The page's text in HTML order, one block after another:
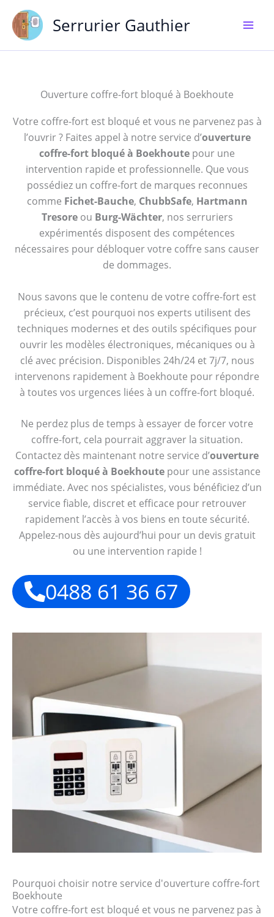
contenu
Serrurier Gauthier
Ouverture coffre-fort bloqué à Boekhoute
Votre coffre-fort est bloqué et vous ne parvenez pas à
l’ouvrir ? Faites appel à notre service d’ouverture
coffre-fort bloqué à Boekhoute pour une
intervention rapide et professionnelle. Que vous
possédiez un coffre-fort de marques reconnues
comme Fichet-Bauche, ChubbSafe, Hartmann
Tresoreou Burg-Wächter, nos serruriers
expérimentés disposent des compétences
nécessaires pour débloquer votre coffre sans causer
de dommages.
Nous savons que le contenu de votre coffre-fort est
précieux, c’est pourquoi nos experts utilisent des
techniques modernes et des outils spécifiques pour
ouvrir les modèles électroniques, mécaniques ou à
clé avec précision. Disponibles 24h/24 et 7j/7, nous
intervenons rapidement à Boekhoute pour répondre
à toutes vos urgences liées à un coffre-fort bloqué.
Ne perdez plus de temps à essayer de forcer votre
coffre-fort, cela pourrait aggraver la situation.
Contactez dès maintenant notre service d’ouverture
coffre-fort bloqué à Boekhoutepour une assistance
immédiate. Avec nos spécialistes, vous bénéficiez d’un
service fiable, discret et efficace pour retrouver
rapidement l’accès à vos biens en toute sécurité.
Appelez-nous dès aujourd’hui pour un devis gratuit
ou une intervention rapide !
0488 61 36 67
Pourquoi choisir notre service d'ouverture coffre-fort
Boekhoute
Votre coffre-fort est bloqué et vous ne parvenez pas à